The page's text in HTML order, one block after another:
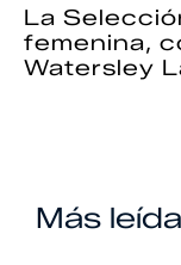
La
femenina,
Watersley
Más